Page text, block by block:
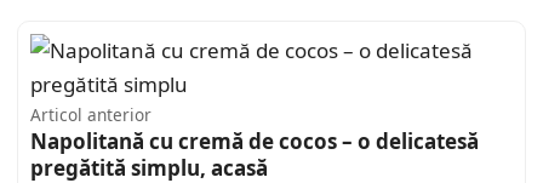
Articol anterior
Napolitană cu cremă de cocos – o delicatesă
pregătită simplu, acasă